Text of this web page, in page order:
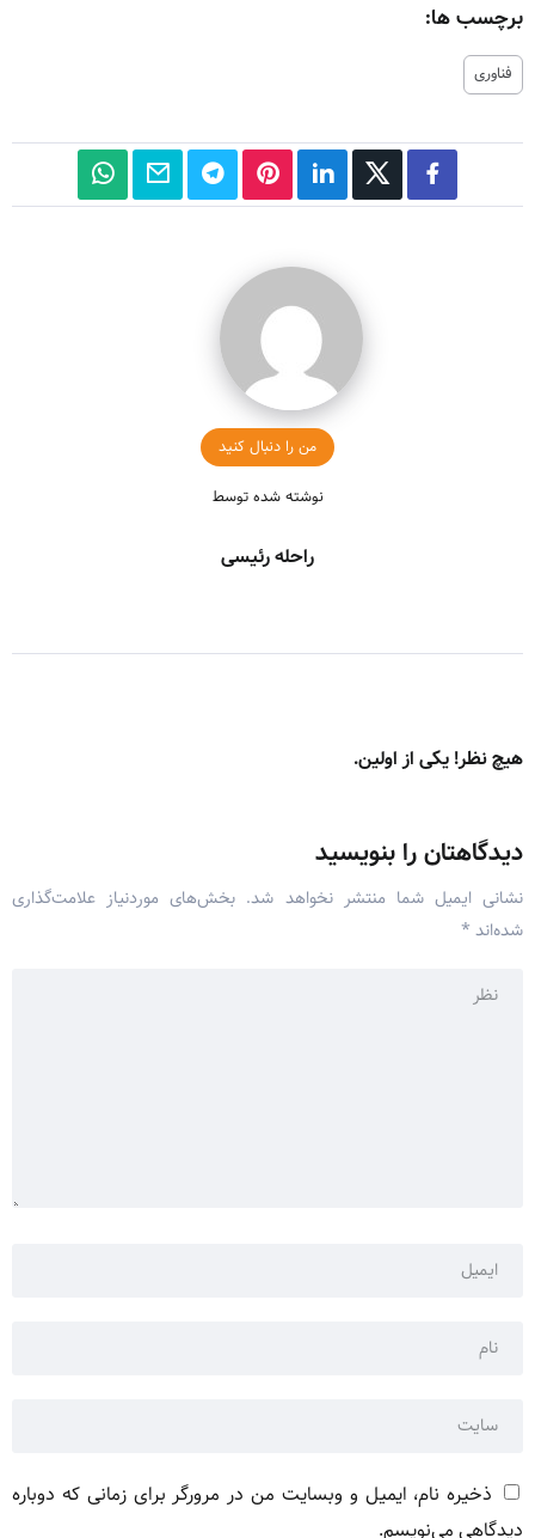
برچسب ها:
فناوری
من را دنبال کنید
نوشته شده توسط
راحله رئیسی
هیچ نظر! یکی از اولین.
دیدگاهتان را بنویسید
نشانی ایمیل شما منتشر نخواهد شد. بخش‌های موردنیاز علامت‌گذاری
شده‌اند *
ذخیره نام، ایمیل و وبسایت من در مرورگر برای زمانی که دوباره
دیدگاهی می‌نویسم.